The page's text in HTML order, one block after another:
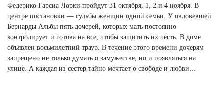
Федерико Гарсиа Лорки пройдут 31 октября, 1, 2 и 4 ноября. В
центре постановки — судьбы женщин одной семьи. У овдовевшей
Бернарды Альбы пять дочерей, которых мать постоянно
контролирует и готова на все, чтобы защитить их честь. В доме
объявлен восьмилетний траур. В течение этого времени дочерям
запрещено не только думать о замужестве, но и появляться на
улице. А каждая из сестер тайно мечтает о свободе и любви…